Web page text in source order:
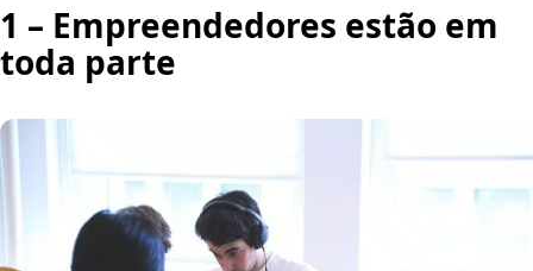
1 – Empreendedores estão em
toda parte